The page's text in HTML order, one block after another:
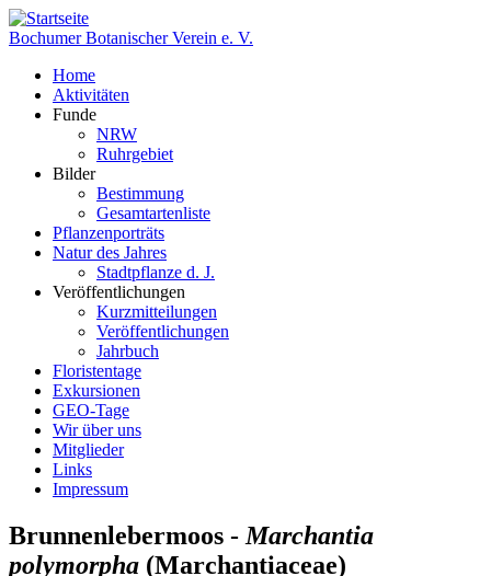
Direkt
zum
Bochumer Botanischer Verein e. V.
Hauptnavigation
Home
Aktivitäten
Funde
NRW
Ruhrgebiet
Bilder
Bestimmung
Gesamtartenliste
Pflanzenporträts
Natur des Jahres
Stadtpflanze d. J.
Veröffentlichungen
Kurzmitteilungen
Veröffentlichungen
Jahrbuch
Floristentage
Exkursionen
GEO-Tage
Wir über uns
Mitglieder
Links
Impressum
Brunnenlebermoos - Marchantia
polymorpha (Marchantiaceae)